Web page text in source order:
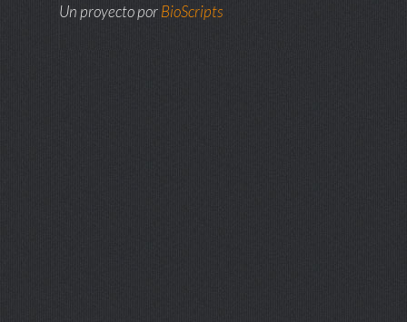
Un proyecto porBioScripts